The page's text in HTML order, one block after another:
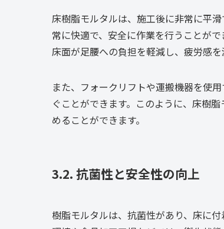
床樹脂モルタルは、施工後に非常に平
常に快適で、安全に作業を行うことが
床面が足腰への負担を軽減し、疲労感を
また、フォークリフトや運搬機器を使
ぐことができます。このように、床樹
めることができます。
3.2. 抗菌性と安全性の向上
樹脂モルタルは、抗菌性があり、床に